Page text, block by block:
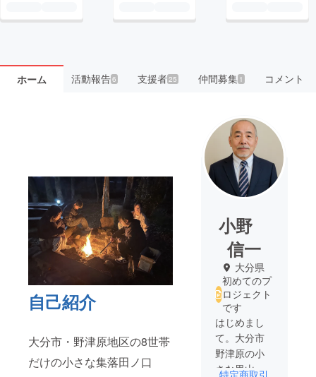
ホーム 活動報告6 支援者 25 仲間募集 1 コメント
自己紹介
大分市・野津原地区の8世帯
だけの小さな集落田ノ口
小野
信一
大分県
初めてのプ
ロジェクト
です
はじめまし
て。大分市
野津原の小
さな里山
特定商取引